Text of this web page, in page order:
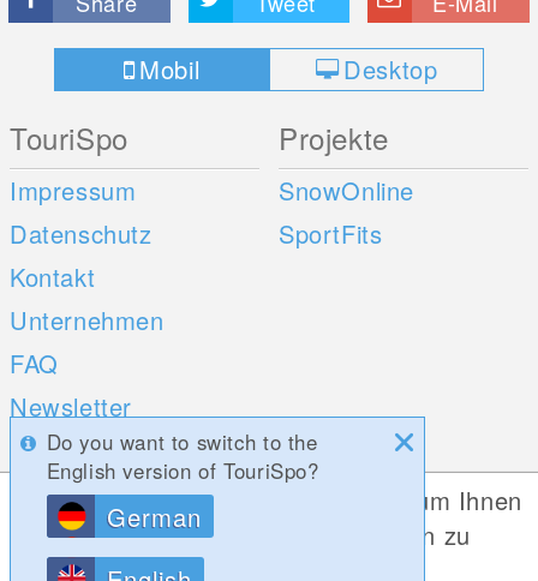
Mobil Desktop
TouriSpo
Impressum
Datenschutz
Kontakt
Unternehmen
FAQ
Newsletter
Umfragen
Projekte
SnowOnline
SportFits
Mobile Apps Social Web
Do you want to switch to the
English version of TouriSpo?
German
Diese Website verwendet Cookies, um Ihnen
die bestmögliche Funktionalität bieten zu
können.